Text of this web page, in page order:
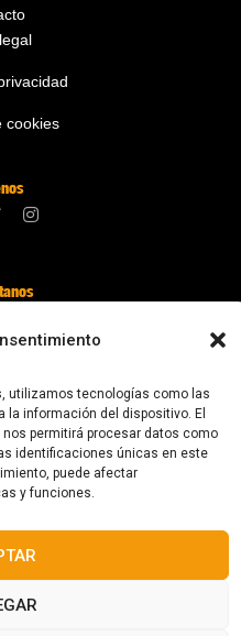
utilizamos tecnologías como las
información del dispositivo. El
permitirá procesar datos como
identificaciones únicas en este
puede afectar
y funciones.
cookies
reservados
en Barcelona